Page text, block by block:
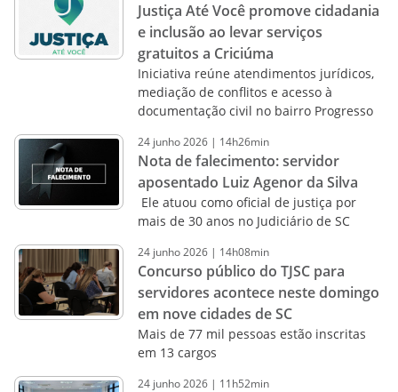
Justiça Até Você promove cidadania
e inclusão ao levar serviços
gratuitos a Criciúma
Iniciativa reúne atendimentos jurídicos,
mediação de conflitos e acesso à
documentação civil no bairro Progresso
24 junho2026 | 14h26min
Nota de falecimento: servidor
aposentado Luiz Agenor da Silva
Ele atuou como oficial de justiça por
mais de 30 anos no Judiciário de SC
24 junho2026 | 14h08min
Concurso público do TJSC para
servidores acontece neste domingo
em nove cidades de SC
Mais de 77 mil pessoas estão inscritas
em 13 cargos
24 junho2026 | 11h52min